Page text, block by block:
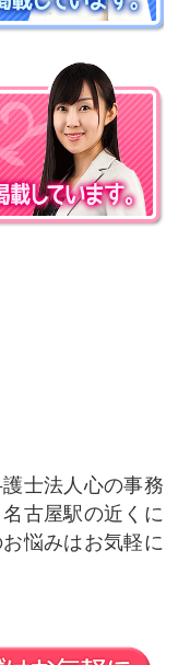
士法人心の事務
古屋駅の近くに
悩みはお気軽に